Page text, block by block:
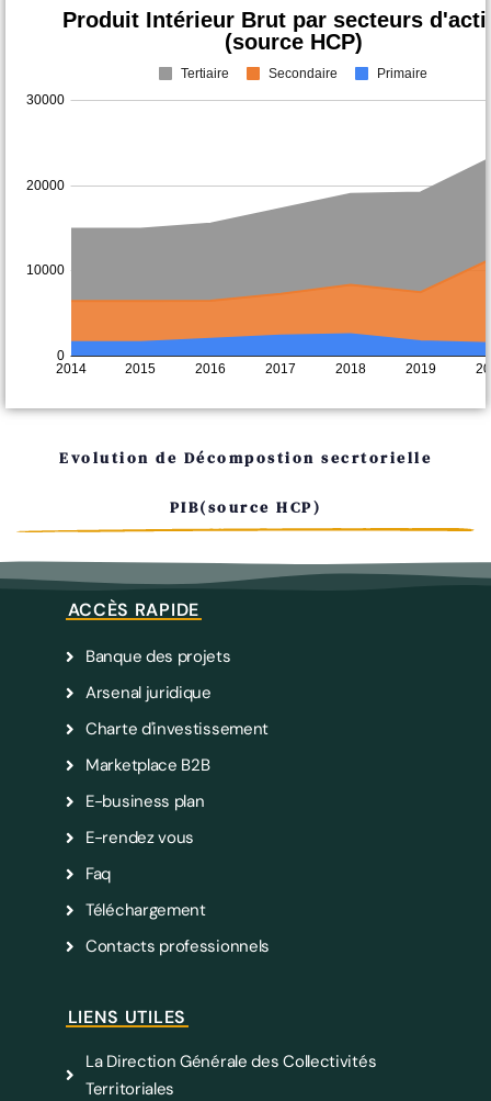
Evolution de Décompostion secrtorielle
PIB(source HCP)
ACCÈS RAPIDE
Banque des projets
Arsenal juridique
Charte d'investissement
Marketplace B2B
E-business plan
E-rendez vous
Faq
Téléchargement
Contacts professionnels
LIENS UTILES
La Direction Générale des Collectivités
Territoriales